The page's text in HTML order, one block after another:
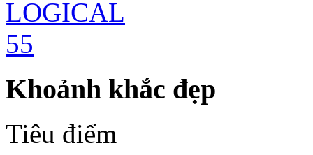
Khoảnh khắc đẹp
Tiêu điểm